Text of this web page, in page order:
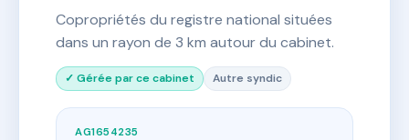
Copropriétés du registre national situées
dans un rayon de 3 km autour du cabinet.
✓ Gérée par ce cabinet Autre syndic
AG1654235